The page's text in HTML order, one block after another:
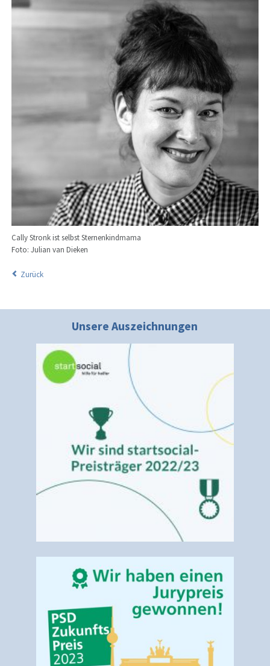
Cally Stronk ist selbst Sternenkindmama
Foto: Julian van Dieken
Zurück
Unsere Auszeichnungen